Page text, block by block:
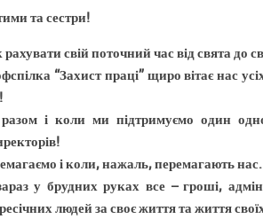
та сестри!
свій поточний час від свята до
“Захист праці” щиро вітає нас
і коли ми підтримуємо один
і коли, нажаль, перемагають нас.
у брудних руках все – гроші,
людей за своє життя та життя